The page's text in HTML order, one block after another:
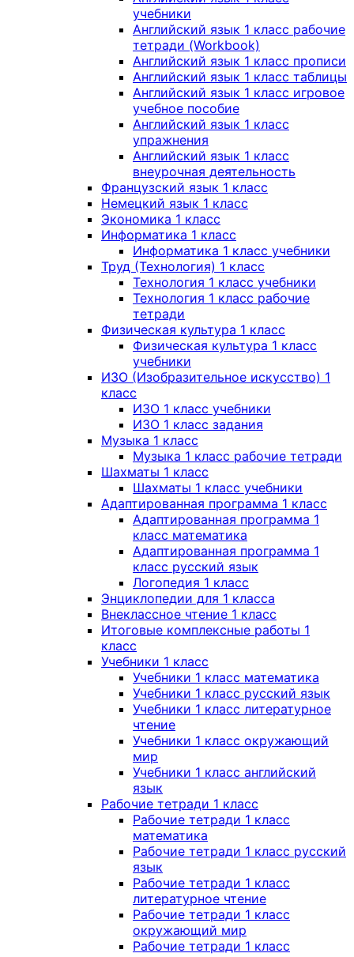
учебники
Английский язык 1 класс рабочие
тетради (Workbook)
Английский язык 1 класс прописи
Английский язык 1 класс таблицы
Английский язык 1 класс игровое
учебное пособие
Английский язык 1 класс
упражнения
Английский язык 1 класс
внеурочная деятельность
Французский язык 1 класс
Немецкий язык 1 класс
Экономика 1 класс
Информатика 1 класс
Информатика 1 класс учебники
Труд (Технология) 1 класс
Технология 1 класс учебники
Технология 1 класс рабочие
тетради
Физическая культура 1 класс
Физическая культура 1 класс
учебники
ИЗО (Изобразительное искусство) 1
класс
ИЗО 1 класс учебники
ИЗО 1 класс задания
Музыка 1 класс
Музыка 1 класс рабочие тетради
Шахматы 1 класс
Шахматы 1 класс учебники
Адаптированная программа 1 класс
Адаптированная программа 1
класс математика
Адаптированная программа 1
класс русский язык
Логопедия 1 класс
Энциклопедии для 1 класса
Внеклассное чтение 1 класс
Итоговые комплексные работы 1
класс
Учебники 1 класс
Учебники 1 класс математика
Учебники 1 класс русский язык
Учебники 1 класс литературное
чтение
Учебники 1 класс окружающий
мир
Учебники 1 класс английский
язык
Рабочие тетради 1 класс
Рабочие тетради 1 класс
математика
Рабочие тетради 1 класс русский
язык
Рабочие тетради 1 класс
литературное чтение
Рабочие тетради 1 класс
окружающий мир
Рабочие тетради 1 класс